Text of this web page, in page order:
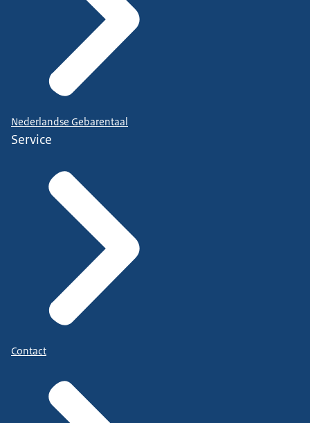
Nederlandse Gebarentaal
Service
Contact